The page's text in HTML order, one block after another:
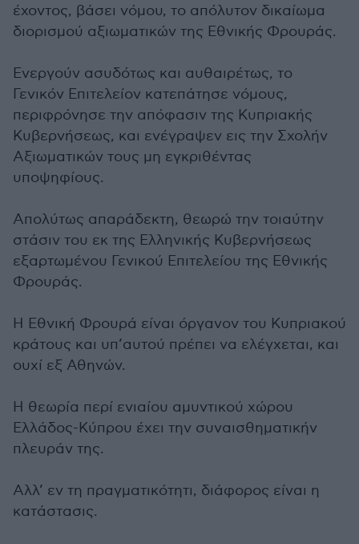
έχοντος, βάσει νόμου, το απόλυτον δικαίωμα
διορισμού αξιωματικών της Εθνικής Φρουράς.
Ενεργούν ασυδότως και αυθαιρέτως, το
Γενικόν Επιτελείον κατεπάτησε νόμους,
περιφρόνησε την απόφασιν της Κυπριακής
Κυβερνήσεως, και ενέγραψεν εις την Σχολήν
Αξιωματικών τους μη εγκριθέντας
υποψηφίους.
Απολύτως απαράδεκτη, θεωρώ την τοιαύτην
στάσιν του εκ της Ελληνικής Κυβερνήσεως
εξαρτωμένου Γενικού Επιτελείου της Εθνικής
Φρουράς.
Η Εθνική Φρουρά είναι όργανον του Κυπριακού
κράτους και υπ’αυτού πρέπει να ελέγχεται, και
ουχί εξ Αθηνών.
Η θεωρία περί ενιαίου αμυντικού χώρου
Ελλάδος-Κύπρου έχει την συναισθηματικήν
πλευράν της.
Αλλ’ εν τη πραγματικότητι, διάφορος είναι η
κατάστασις.